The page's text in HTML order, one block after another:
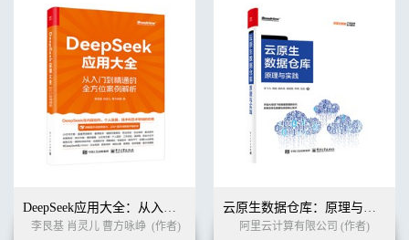
16.4 神经胶囊理论初探 591
16.4.1 神经胶囊的生物学基础 591
16.4.2 神经胶囊网络的哲学基础 592
16.5 神经胶囊的实例化参数 594
16.6 神经胶囊的工作流程 598
16.6.1 神经胶囊向量的计算 598
16.6.2 动态路由的工作机理 600
16.6.3 判断多数字存在性的边缘损失函数 606
16.6.4 胶囊神经网络的结构 607
16.7.2 胶囊输出向量的维度表征意义 616
16.7.3 重叠图像的分割 617
DeepSeek应用大全：从入门到精通的全方位案例解析
李艮基 肖灵儿 曹方咏峥 (作者)
云原生数据仓库：原理与实践
阿里云计算有限公司 (作者)